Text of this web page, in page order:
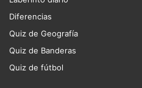
Diferencias
Quiz de Geografía
Quiz de Banderas
Quiz de fútbol